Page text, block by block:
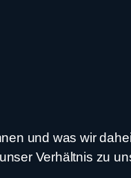
und was wir
Verhältnis zu